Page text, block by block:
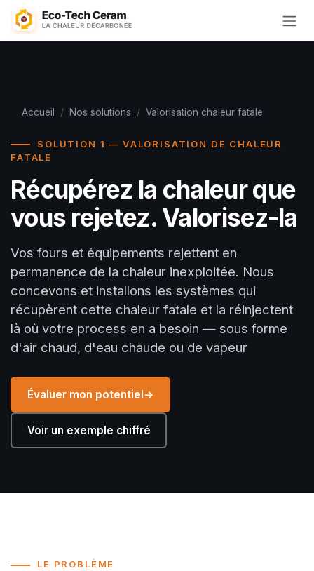
Se rendre au contenu
Accueil / Nos solutions / Valorisation chaleur fatale
SOLUTION 1 — VALORISATION DE CHALEUR
FATALE
Récupérez la chaleur que
vous rejetez. Valorisez-la
Vos fours et équipements rejettent en
permanence de la chaleur inexploitée. Nous
concevons et installons les systèmes qui
récupèrent cette chaleur fatale et la réinjectent
là où votre process en a besoin — sous forme
d'air chaud, d'eau chaude ou de vapeur
Évaluer mon potentiel→
Voir un exemple chiffré
LE PROBLÈME